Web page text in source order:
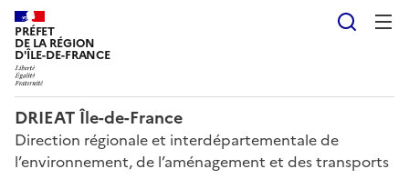
PRÉFET
DE LA RÉGION
D'ÎLE-DE-FRANCE
DRIEAT Île-de-France
Direction régionale et interdépartementale de
l’environnement, de l’aménagement et des transports